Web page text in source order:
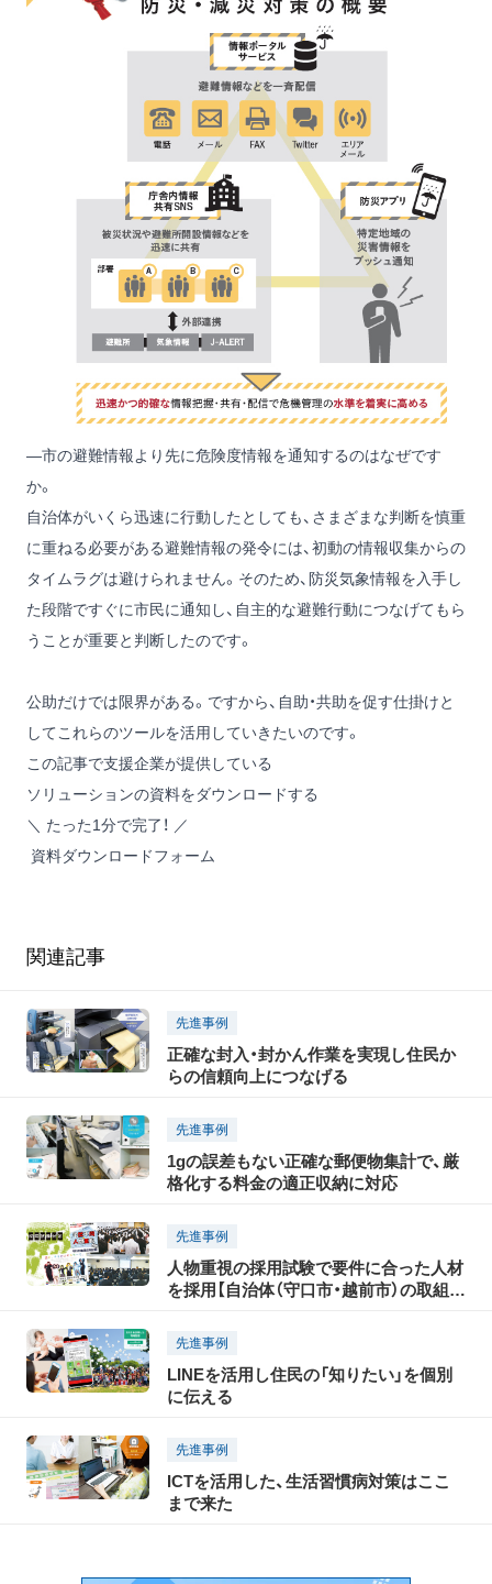
―市の避難情報より先に危険度情報を通知するのはなぜです
か。
自治体がいくら迅速に行動したとしても、さまざまな判断を慎重
に重ねる必要がある避難情報の発令には、初動の情報収集からの
タイムラグは避けられません。そのため、防災気象情報を入手し
た段階ですぐに市民に通知し、自主的な避難行動につなげてもら
うことが重要と判断したのです。
公助だけでは限界がある。ですから、自助・共助を促す仕掛けと
してこれらのツールを活用していきたいのです。
この記事で支援企業が提供している
ソリューションの資料をダウンロードする
＼ たった1分で完了！ ／
資料ダウンロードフォーム
関連記事
先進事例
正確な封入・封かん作業を実現し住民か
らの信頼向上につなげる
先進事例
1gの誤差もない正確な郵便物集計で、厳
格化する料金の適正収納に対応
先進事例
人物重視の採用試験で要件に合った人材
を採用【自治体（守口市・越前市）の取組事
先進事例
LINEを活用し住民の「知りたい」を個別
に伝える
先進事例
ICTを活用した、生活習慣病対策はここ
まで来た